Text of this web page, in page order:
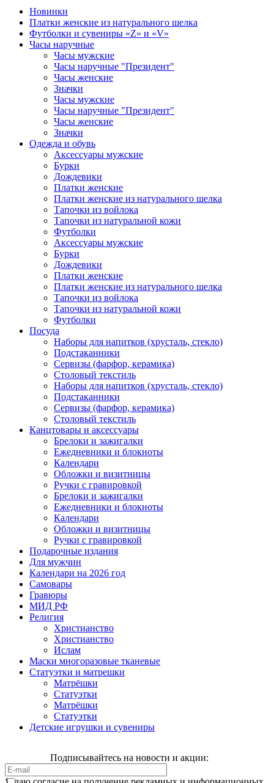
Новинки
Платки женские из натурального шелка
Футболки и сувениры «Z» и «V»
Часы наручные
Часы мужские
Часы наручные "Президент"
Часы женские
Значки
Часы мужские
Часы наручные "Президент"
Часы женские
Значки
Одежда и обувь
Аксессуары мужские
Бурки
Дождевики
Платки женские
Платки женские из натурального шелка
Тапочки из войлока
Тапочки из натуральной кожи
Футболки
Аксессуары мужские
Бурки
Дождевики
Платки женские
Платки женские из натурального шелка
Тапочки из войлока
Тапочки из натуральной кожи
Футболки
Посуда
Наборы для напитков (хрусталь, стекло)
Подстаканники
Сервизы (фарфор, керамика)
Столовый текстиль
Наборы для напитков (хрусталь, стекло)
Подстаканники
Сервизы (фарфор, керамика)
Столовый текстиль
Канцтовары и аксессуары
Брелоки и зажигалки
Ежедневники и блокноты
Календари
Обложки и визитницы
Ручки с гравировкой
Брелоки и зажигалки
Ежедневники и блокноты
Календари
Обложки и визитницы
Ручки с гравировкой
Подарочные издания
Для мужчин
Календари на 2026 год
Самовары
Гравюры
МИД РФ
Религия
Христианство
Христианство
Ислам
Маски многоразовые тканевые
Статуэтки и матрешки
Матрёшки
Статуэтки
Матрёшки
Статуэтки
Детские игрушки и сувениры
Подписывайтесь на новости и акции: